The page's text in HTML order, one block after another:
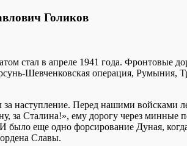
Голиков
стал в апреле 1941 года. Фронтовые
Шевченковская операция, Румыния,
наступление. Перед нашими
за Сталина!», ему дорогу через
было еще одно форсирование Дуная,
Славы.